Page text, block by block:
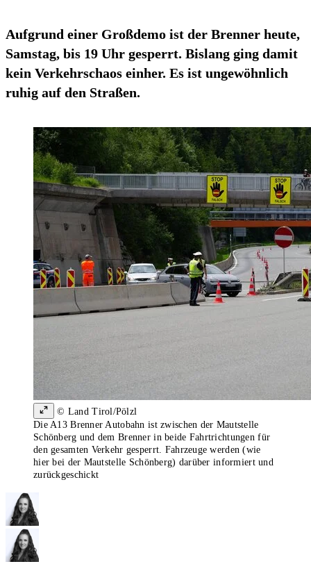
Aufgrund einer Großdemo ist der Brenner heute,
Samstag, bis 19 Uhr gesperrt. Bislang ging damit
kein Verkehrschaos einher. Es ist ungewöhnlich
ruhig auf den Straßen.
© Land Tirol/Pölzl
Die A13 Brenner Autobahn ist zwischen der Mautstelle
Schönberg und dem Brenner in beide Fahrtrichtungen für
den gesamten Verkehr gesperrt. Fahrzeuge werden (wie
hier bei der Mautstelle Schönberg) darüber informiert und
zurückgeschickt